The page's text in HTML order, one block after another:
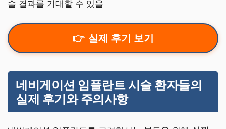
술 결과를 기대할 수 있을
실제 후기 보기
네비게이션 임플란트 시술 환자들의
실제 후기와 주의사항